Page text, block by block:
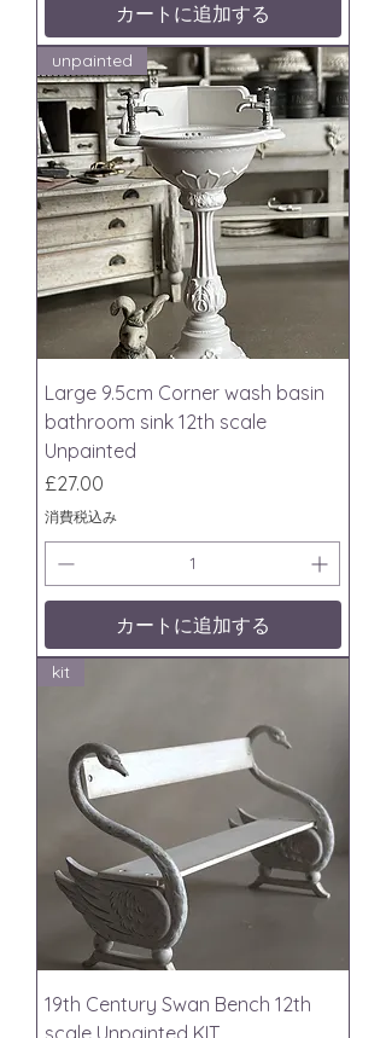
カートに追加する
unpainted
Large 9.5cm Corner wash basin
bathroom sink 12th scale
Unpainted
価格
£27.00
消費税込み
カートに追加する
kit
19th Century Swan Bench 12th
scale Unpainted KIT